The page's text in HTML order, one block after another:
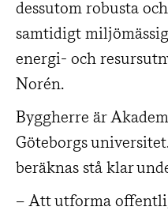
dessutom robusta
samtidigt
energi- och
Norén.
Byggherre är
Göteborgs
beräknas stå klar
– Att utforma